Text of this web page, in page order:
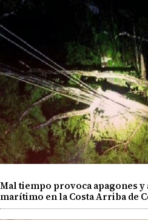
Mal tiempo provoca apagones
marítimo en la Costa Arriba de